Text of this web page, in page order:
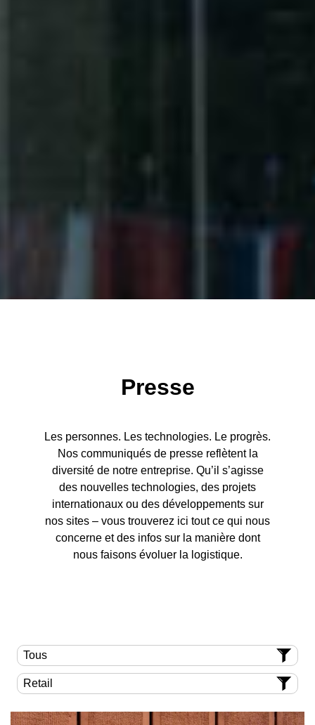
Presse
Les personnes. Les technologies. Le progrès.
Nos communiqués de presse reflètent la
diversité de notre entreprise. Qu’il s’agisse
des nouvelles technologies, des projets
internationaux ou des développements sur
nos sites – vous trouverez ici tout ce qui nous
concerne et des infos sur la manière dont
nous faisons évoluer la logistique.